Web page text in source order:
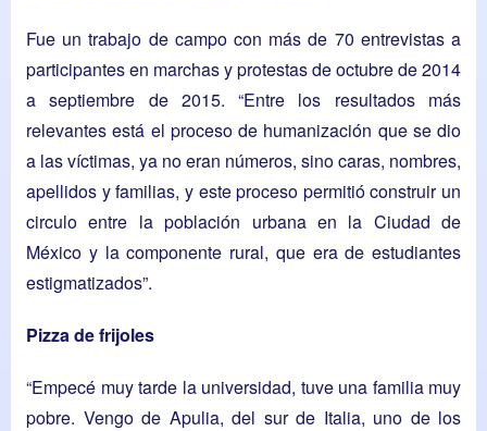
Fue un trabajo de campo con más de 70 entrevistas a
participantes en marchas y protestas de octubre de 2014
a septiembre de 2015. “Entre los resultados más
relevantes está el proceso de humanización que se dio
a las víctimas, ya no eran números, sino caras, nombres,
apellidos y familias, y este proceso permitió construir un
circulo entre la población urbana en la Ciudad de
México y la componente rural, que era de estudiantes
estigmatizados”.
Pizza de frijoles
“Empecé muy tarde la universidad, tuve una familia muy
pobre. Vengo de Apulia, del sur de Italia, uno de los